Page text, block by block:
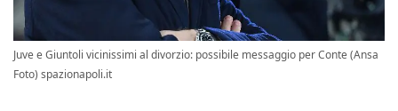
Juve e Giuntoli vicinissimi al divorzio: possibile messaggio per Conte (Ansa
Foto) spazionapoli.it